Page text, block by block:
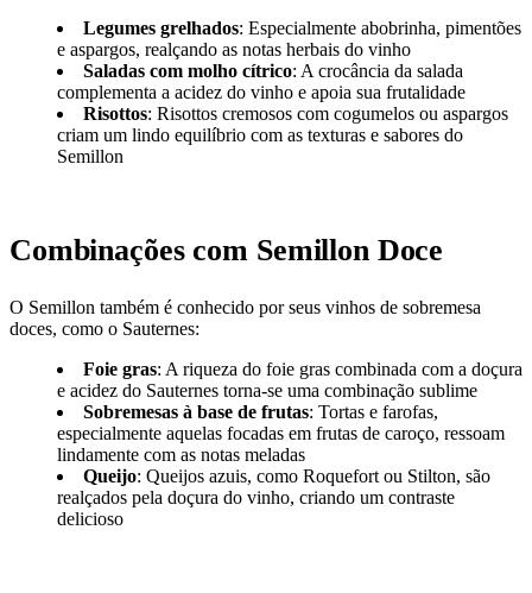
Legumes grelhados: Especialmente abobrinha, pimentões
e aspargos, realçando as notas herbais do vinho
Saladas com molho cítrico: A crocância da salada
complementa a acidez do vinho e apoia sua frutalidade
Risottos: Risottos cremosos com cogumelos ou aspargos
criam um lindo equilíbrio com as texturas e sabores do
Semillon
Combinações com Semillon Doce
O Semillon também é conhecido por seus vinhos de sobremesa
doces, como o Sauternes:
Foie gras: A riqueza do foie gras combinada com a doçura
e acidez do Sauternes torna-se uma combinação sublime
Sobremesas à base de frutas: Tortas e farofas,
especialmente aquelas focadas em frutas de caroço, ressoam
lindamente com as notas meladas
Queijo: Queijos azuis, como Roquefort ou Stilton, são
realçados pela doçura do vinho, criando um contraste
delicioso